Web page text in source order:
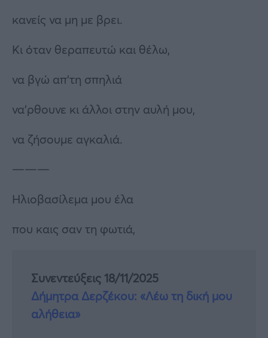
κανείς να μη με βρει.
Κι όταν θεραπευτώ και θέλω,
να βγώ απ’τη σπηλιά
να’ρθουνε κι άλλοι στην αυλή μου,
να ζήσουμε αγκαλιά.
———
Ηλιοβασίλεμα μου έλα
που καις σαν τη φωτιά,
Συνεντεύξεις 18/11/2025
Δήμητρα Δερζέκου: «Λέω τη δική μου
αλήθεια»